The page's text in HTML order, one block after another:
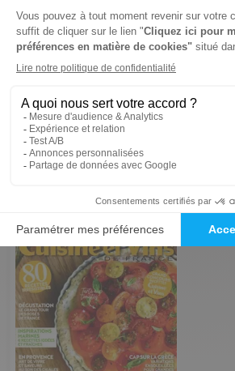
14 mois
34,60 €
26,78 €
1 an